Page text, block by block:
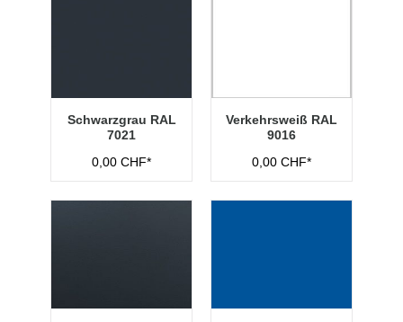
Schwarzgrau RAL
7021
0,00 CHF*
Verkehrsweiß RAL
9016
0,00 CHF*